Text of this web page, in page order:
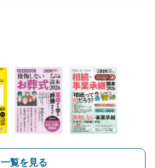
一覧を見る